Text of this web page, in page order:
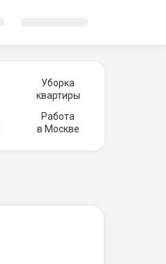
Уборка
квартиры
Работа
в Москве